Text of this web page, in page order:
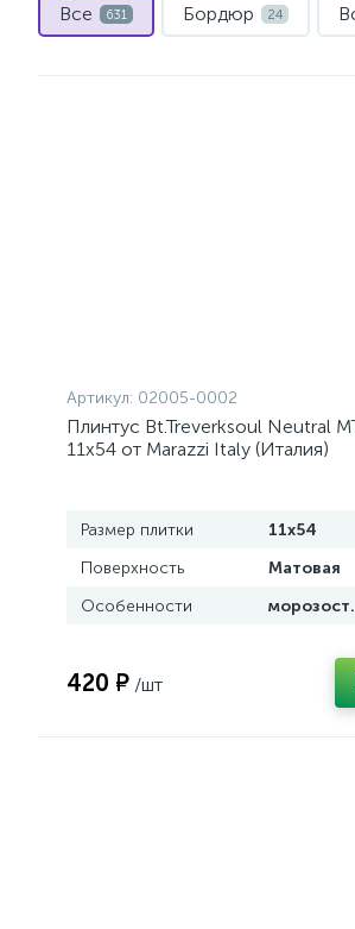
Все 631 Бордюр 24
Артикул: 02005-0002
Плинтус Bt.Treverksoul Neutral
11x54 от Marazzi Italy (Италия)
Размер плитки
11x54
Поверхность
Матовая
Особенности
420 ₽ /шт